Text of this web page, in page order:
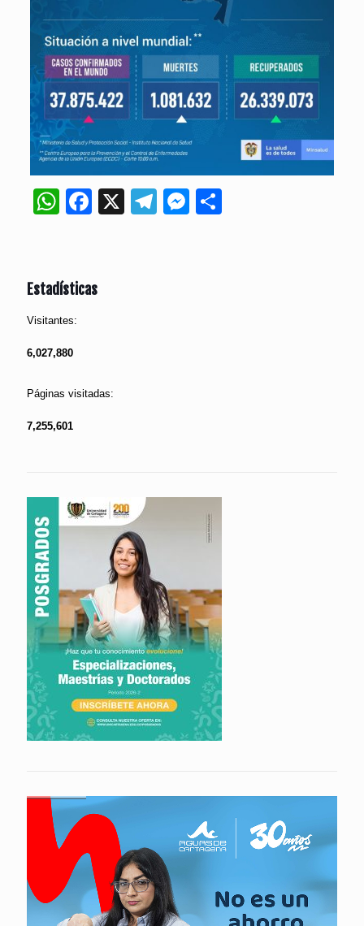
WhatsApp
Facebook
X Telegram
Messenger
Estadísticas
Visitantes:
6,027,880
Páginas visitadas:
7,255,601